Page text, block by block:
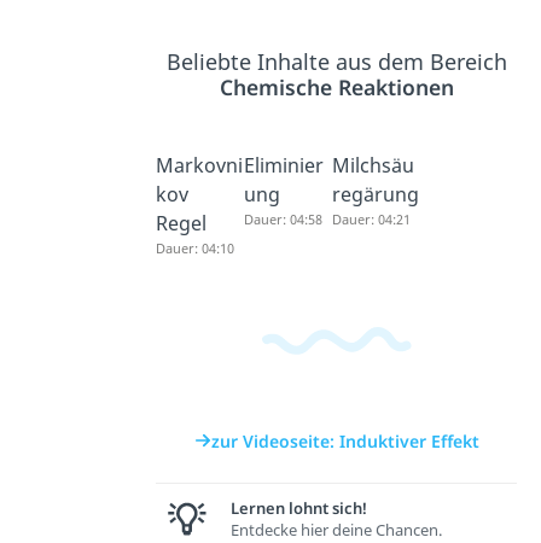
Beliebte Inhalte aus dem Bereich
Chemische Reaktionen
Markovni
kov
Regel
Dauer: 04:10
Eliminier
ung
Dauer: 04:58
Milchsäu
regärung
Dauer: 04:21
zur Videoseite: Induktiver Effekt
Lernen lohnt sich!
Entdecke hier deine Chancen.